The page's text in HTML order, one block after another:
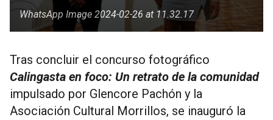
WhatsApp Image 2024-02-26 at 11.32.17
Tras concluir el concurso fotográfico
Calingasta en foco: Un retrato de la comunidad
impulsado por Glencore Pachón y la
Asociación Cultural Morrillos, se inauguró la